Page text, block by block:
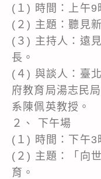
(１) 時間：上午9
(２) 主題：聽見
(３) 主持人：遠
長。
(４) 與談人：臺
府教育局湯志民
系陳佩英教授。
２、 下午場
(１) 時間：下午3
(２) 主題：「向
育。